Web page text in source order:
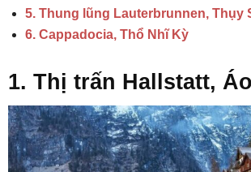
5. Thung lũng Lauterbrunnen, Thụy
6. Cappadocia, Thổ Nhĩ Kỳ
1. Thị trấn Hallstatt, Áo